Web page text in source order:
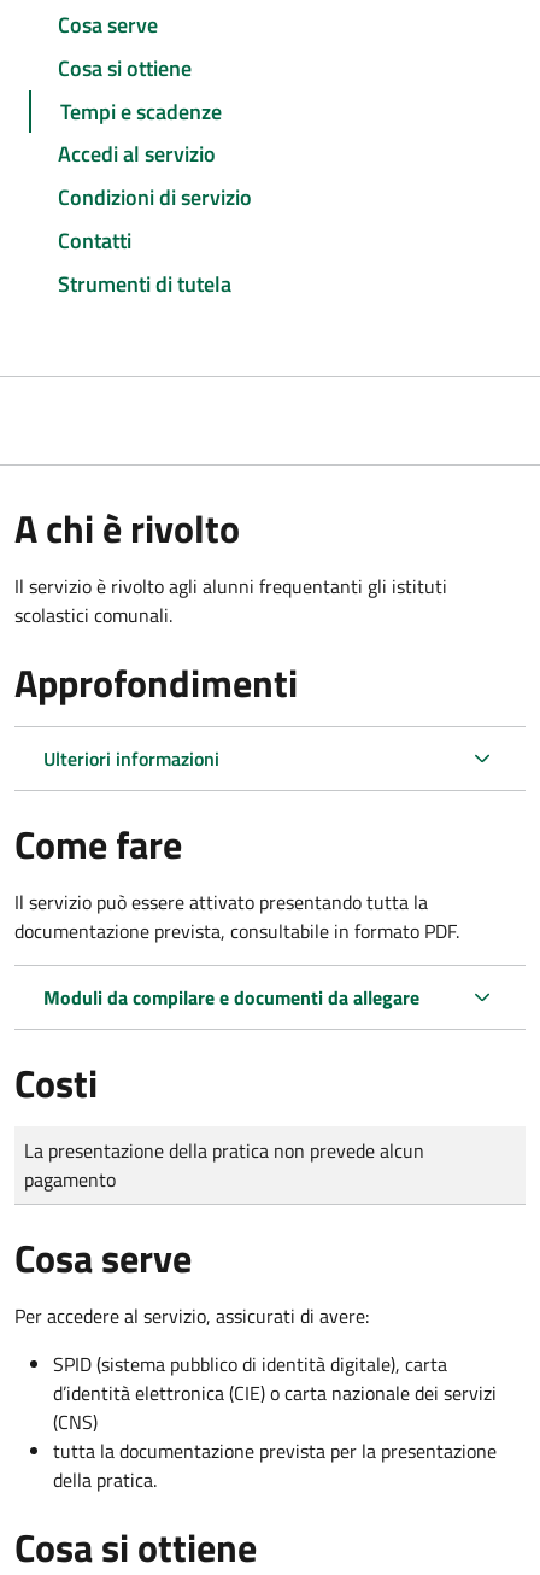
Cosa serve
Cosa si ottiene
Tempi e scadenze
Accedi al servizio
Condizioni di servizio
Contatti
Strumenti di tutela
A chi è rivolto
Il servizio è rivolto agli alunni frequentanti gli istituti
scolastici comunali.
Approfondimenti
Ulteriori informazioni
Come fare
Il servizio può essere attivato presentando tutta la
documentazione prevista, consultabile in formato PDF.
Moduli da compilare e documenti da allegare
Costi
Tipo di pagamento
Importo
La presentazione della pratica non prevede alcun
pagamento
Cosa serve
Per accedere al servizio, assicurati di avere:
SPID (sistema pubblico di identità digitale), carta
d’identità elettronica (CIE) o carta nazionale dei servizi
(CNS)
tutta la documentazione prevista per la presentazione
della pratica.
Cosa si ottiene